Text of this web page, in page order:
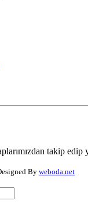
takip
By weboda.net